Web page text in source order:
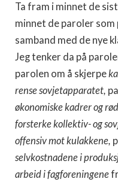
Ta fram i minnet de
minnet de paroler
samband med de nye
Jeg tenker da på
parolen om å skjerpe
rense sovjetapparatet,
økonomiske kadrer og
forsterke kollektiv- og
offensiv mot kulakkene,
selvkostnadene i
arbeid i fagforeningene